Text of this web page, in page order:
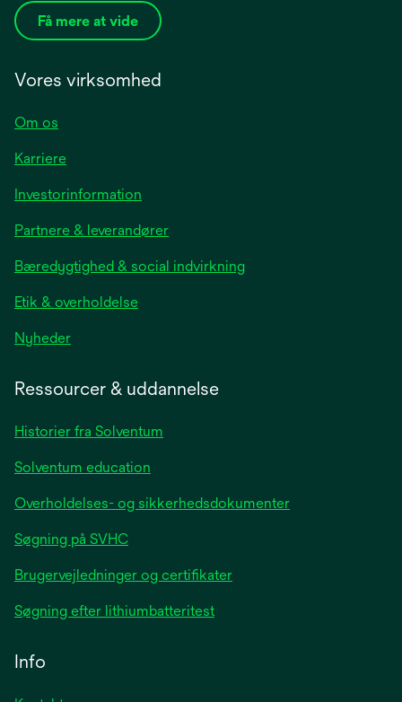
Få mere at vide
Vores virksomhed
Om os
Karriere
Investorinformation
a
new
Partnere & leverandører
Bæredygtighed & social indvirkning
Etik & overholdelse
Nyhederopens
tab
Ressourcer & uddannelse
Historier fra Solventum
Solventum education
Overholdelses- og sikkerhedsdokumenter
Søgning på SVHC
Brugervejledninger og certifikater
Søgning efter lithiumbatteritest
Info